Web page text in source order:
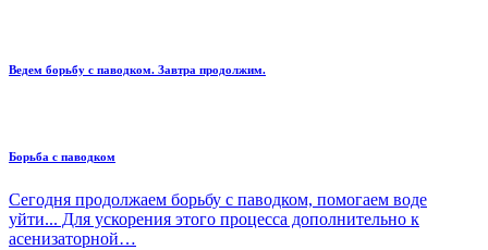
Ведем борьбу с паводком. Завтра продолжим.
Борьба с паводком
Сегодня продолжаем борьбу с паводком, помогаем воде
уйти... Для ускорения этого процесса дополнительно к
асенизаторной…